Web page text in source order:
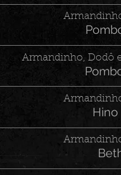
Armandinho, Dodô
Hino